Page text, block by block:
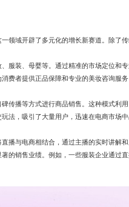
领域开辟了多元化的增长新赛道。除了
服装、母婴等。通过精准的市场定位和
费者提供正品保障和专业的美妆咨询服
传播等方式进行商品销售。这种模式利
法，吸引了大量用户，迅速在电商市场中
播与电商相结合，通过主播的实时讲解
的销售业绩。例如，一些服装企业通过